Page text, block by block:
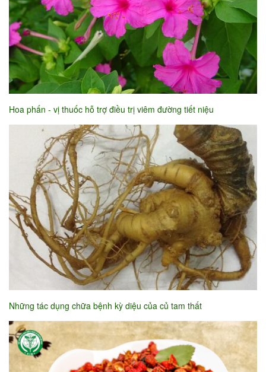
Hoa phấn - vị thuốc hỗ trợ điều trị viêm đường tiết niệu
Những tác dụng chữa bệnh kỳ diệu của củ tam thất